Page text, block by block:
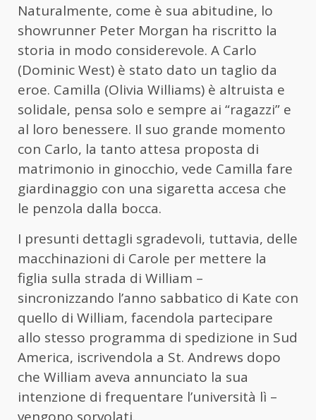
Naturalmente, come è sua abitudine, lo
showrunner Peter Morgan ha riscritto la
storia in modo considerevole. A Carlo
(Dominic West) è stato dato un taglio da
eroe. Camilla (Olivia Williams) è altruista e
solidale, pensa solo e sempre ai “ragazzi” e
al loro benessere. Il suo grande momento
con Carlo, la tanto attesa proposta di
matrimonio in ginocchio, vede Camilla fare
giardinaggio con una sigaretta accesa che
le penzola dalla bocca.
I presunti dettagli sgradevoli, tuttavia, delle
macchinazioni di Carole per mettere la
figlia sulla strada di William –
sincronizzando l’anno sabbatico di Kate con
quello di William, facendola partecipare
allo stesso programma di spedizione in Sud
America, iscrivendola a St. Andrews dopo
che William aveva annunciato la sua
intenzione di frequentare l’università lì –
vengono sorvolati.